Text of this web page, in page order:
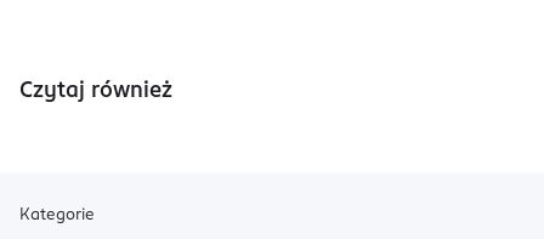
Czytaj również
Kategorie